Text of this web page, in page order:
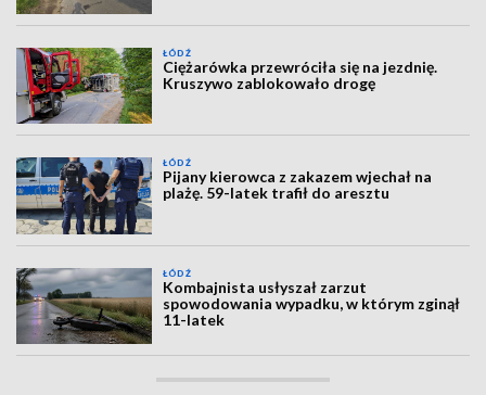
ŁÓDŹ
Ciężarówka przewróciła się na jezdnię.
Kruszywo zablokowało drogę
ŁÓDŹ
Pijany kierowca z zakazem wjechał na
plażę. 59-latek trafił do aresztu
ŁÓDŹ
Kombajnista usłyszał zarzut
spowodowania wypadku, w którym zginął
11-latek